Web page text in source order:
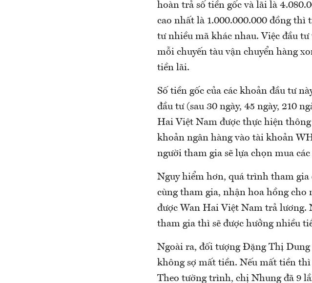
hoàn trả số tiền gốc và lãi là
cao nhất là 1.000.000.000 đồng thì
tư nhiều mã khác nhau. Việc đầu
mỗi chuyến tàu vận chuyển hàng
tiền lãi.
Số tiền gốc của các khoản đầu tư
đầu tư (sau 30 ngày, 45 ngày, 210
Hai Việt Nam được thực hiện
khoản ngân hàng vào tài khoản
người tham gia sẽ lựa chọn mua
Nguy hiểm hơn, quá trình tham gia
cùng tham gia, nhận hoa hồng
được Wan Hai Việt Nam trả lương.
tham gia thì sẽ được hưởng nhiều
Ngoài ra, đối tượng Đặng Thị
không sợ mất tiền. Nếu mất tiền
Theo tường trình, chị Nhung đã 9